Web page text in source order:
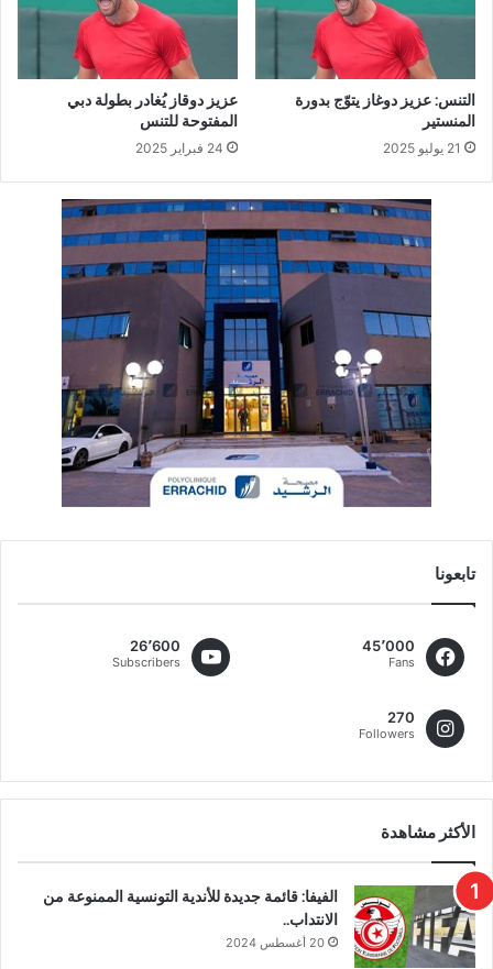
التنس: عزيز دوغاز يتوّج بدورة
المنستير
21 يوليو 2025
عزيز دوقاز يُغادر بطولة دبي
المفتوحة للتنس
24 فبراير 2025
تابعونا
45٬000
Fans
26٬600
Subscribers
270
Followers
الأكثر مشاهدة
الفيفا: قائمة جديدة للأندية التونسية الممنوعة من
الانتداب..
20 أغسطس 2024